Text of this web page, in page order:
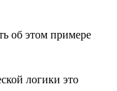
об этом примере
логики это